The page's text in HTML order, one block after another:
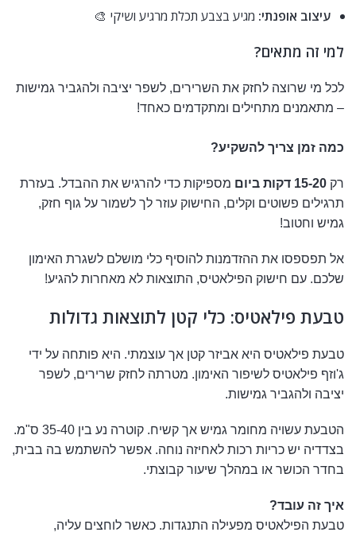
עיצוב אופנתי: מגיע בצבע תכלת מרגיע ושיקי 🎨
למי זה מתאים?
לכל מי שרוצה לחזק את השרירים, לשפר יציבה ולהגביר גמישות
– מתאמנים מתחילים ומתקדמים כאחד!
כמה זמן צריך להשקיע?
רק 15-20 דקות ביום
מספיקות כדי להרגיש את ההבדל. בעזרת
תרגילים פשוטים וקלים, החישוק עוזר לך לשמור על גוף חזק,
גמיש וחטוב!
אל תפספסו את ההזדמנות להוסיף כלי מושלם לשגרת האימון
שלכם. עם חישוק הפילאטיס, התוצאות לא מאחרות להגיע!
טבעת פילאטיס: כלי קטן לתוצאות גדולות
טבעת פילאטיס היא אביזר קטן אך עוצמתי. היא פותחה על ידי
ג'וזף פילאטיס לשיפור האימון. מטרתה לחזק שרירים, לשפר
יציבה ולהגביר גמישות.
הטבעת עשויה מחומר גמיש אך קשיח. קוטרה נע בין 35-40 ס"מ.
בצדדיה יש כריות רכות לאחיזה נוחה. אפשר להשתמש בה בבית,
בחדר הכושר או במהלך שיעור קבוצתי.
איך זה עובד?
טבעת הפילאטיס מפעילה התנגדות. כאשר לוחצים עליה,